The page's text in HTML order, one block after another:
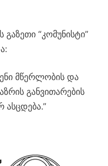
“კომუნისტი”
მწერლობის და
განვითარების
ასცდება.”